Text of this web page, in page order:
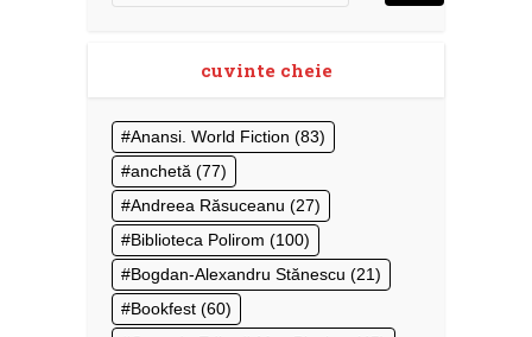
cuvinte cheie
Anansi. World Fiction (83)
anchetă (77)
Andreea Răsuceanu (27)
Biblioteca Polirom (100)
Bogdan-Alexandru Stănescu (21)
Bookfest (60)